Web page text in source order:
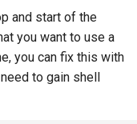
and start of the
you want to use a
you can fix this with
to gain shell